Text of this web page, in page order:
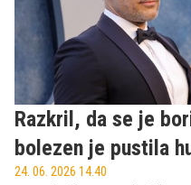
Razkril, da se je
bolezen je pustila
24. 06. 2026 14.40